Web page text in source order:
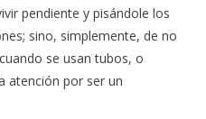
pendiente y pisándole los
sino, simplemente, de no
se usan tubos, o
atención por ser un